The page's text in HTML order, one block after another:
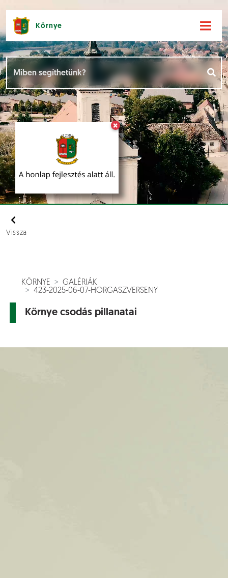
×
Környe
Vissza
KÖRNYE
GALÉRIÁK
423-2025-06-07-HORGASZVERSENY
Környe csodás pillanatai
Hírek [
Események []
Dokumentumok []
Aloldalak [ ]